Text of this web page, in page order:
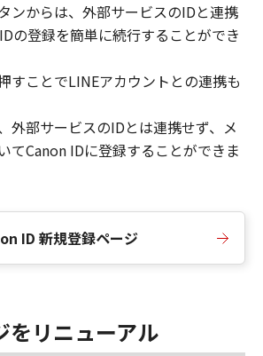
ンからは、外部サービスのIDと連携
の登録を簡単に続行することができ
すことでLINEアカウントとの連携も
外部サービスのIDとは連携せず、メ
てCanon IDに登録することができま
ID 新規登録ページ
をリニューアル